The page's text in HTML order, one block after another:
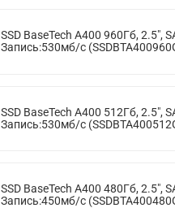
SSD BaseTech A400 960Гб, 2.5",
Запись:530мб/с
SSD BaseTech A400 512Гб, 2.5",
Запись:530мб/с
SSD BaseTech A400 480Гб, 2.5",
Запись:450мб/с